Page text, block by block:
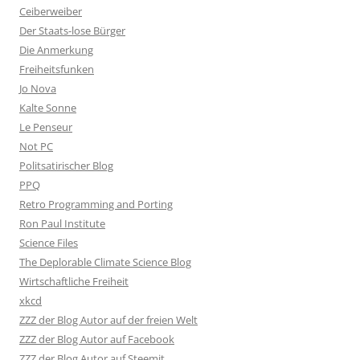
Ceiberweiber
Der Staats-lose Bürger
Die Anmerkung
Freiheitsfunken
Jo Nova
Kalte Sonne
Le Penseur
Not PC
Politsatirischer Blog
PPQ
Retro Programming and Porting
Ron Paul Institute
Science Files
The Deplorable Climate Science Blog
Wirtschaftliche Freiheit
xkcd
ZZZ der Blog Autor auf der freien Welt
ZZZ der Blog Autor auf Facebook